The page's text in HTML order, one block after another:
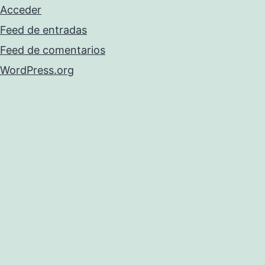
Acceder
Feed de entradas
Feed de comentarios
WordPress.org